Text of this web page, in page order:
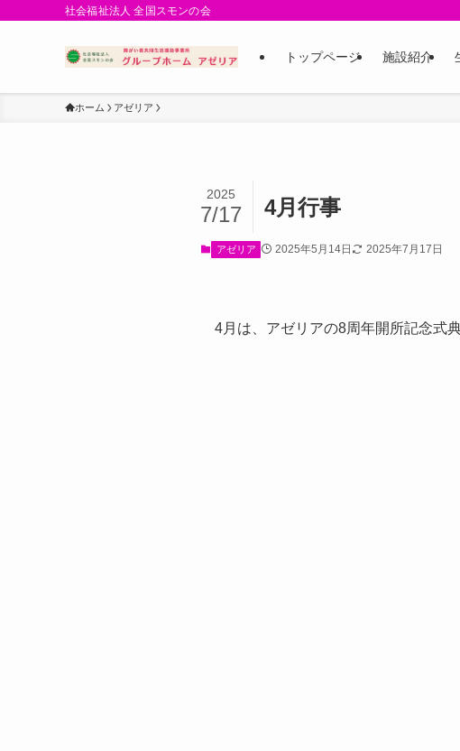
社会福祉法人 全国スモンの会
トップページ 施設紹介
ホーム アゼリア
4月行事
2025
7/17
アゼリア 2025年5月14日 2025年7月17日
4月は、アゼリアの8周年開所記念式